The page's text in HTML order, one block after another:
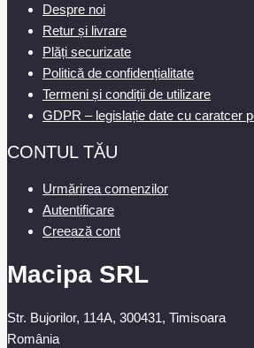
Despre noi
Retur și livrare
Plăți securizate
Politică de confidențialitate
Termeni și condiții de utilizare
GDPR – legislație date cu caratcer
CONTUL TĂU
Urmărirea comenzilor
Autentificare
Creează cont
Macipa SRL
Str. Bujorilor, 114A, 300431, Timisoara
România